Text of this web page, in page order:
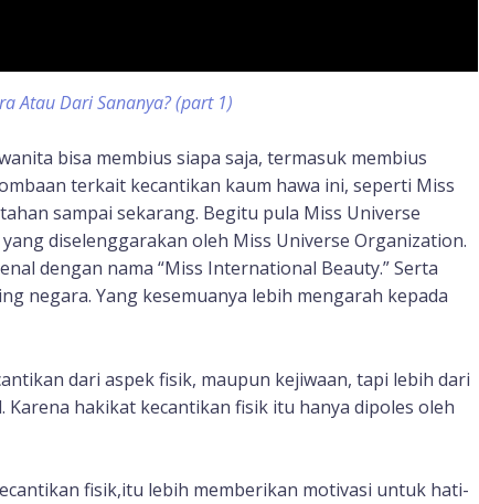
Atau Dari Sananya? (part 1)
bisa membius siapa saja, termasuk membius
terkait kecantikan kaum hawa ini, seperti Miss
sampai sekarang. Begitu pula Miss Universe
diselenggarakan oleh Miss Universe Organization.
dengan nama “Miss International Beauty.” Serta
negara. Yang kesemuanya lebih mengarah kepada
dari aspek fisik, maupun kejiwaan, tapi lebih dari
hakikat kecantikan fisik itu hanya dipoles oleh
fisik,itu lebih memberikan motivasi untuk hati-